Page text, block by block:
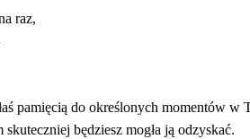
raz,
pamięcią do określonych momentów
będziesz mogła ją odzyskać.